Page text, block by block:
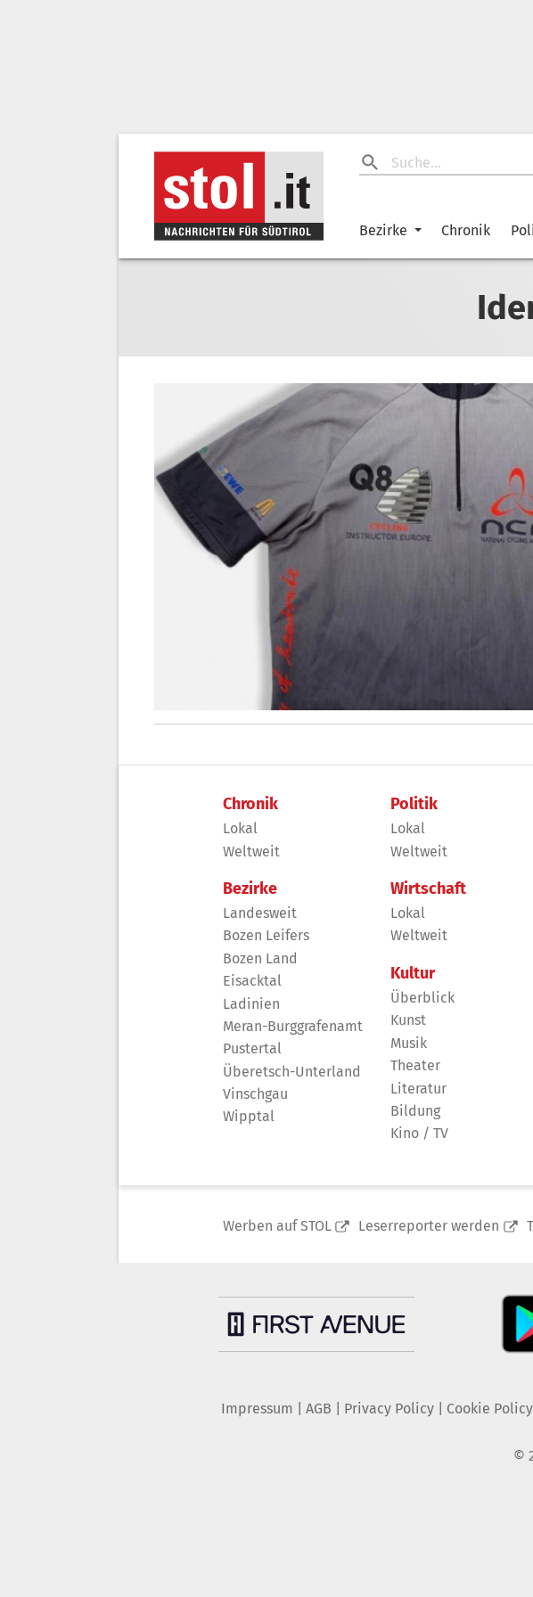
Bezirke Chronik
Chronik
Lokal
Weltweit
Bezirke
Landesweit
Bozen Leifers
Bozen Land
Eisacktal
Ladinien
Meran-Burggrafenamt
Pustertal
Überetsch-Unterland
Vinschgau
Wipptal
Politik
Lokal
Weltweit
Wirtschaft
Lokal
Weltweit
Kultur
Überblick
Kunst
Musik
Theater
Literatur
Bildung
Kino / TV
Werben auf STOL Leserreporter werden
Impressum AGB Privacy Policy| Cookie Policy
©